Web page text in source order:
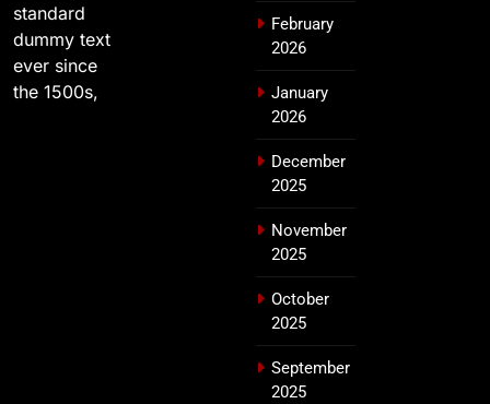
standard
dummy text
ever since
the 1500s,
February
2026
January
2026
December
2025
November
2025
October
2025
September
2025